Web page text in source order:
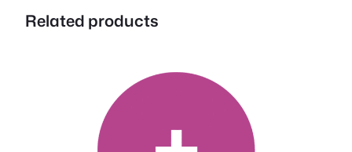
v
Related products